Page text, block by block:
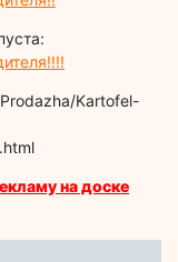
Kartofel-
на доске